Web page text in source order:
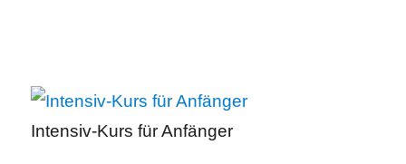
Intensiv-Kurs für Anfänger